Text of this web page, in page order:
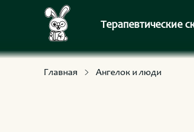
Терапевтические
Для умных и любознательных
Главная Ангелок и люди